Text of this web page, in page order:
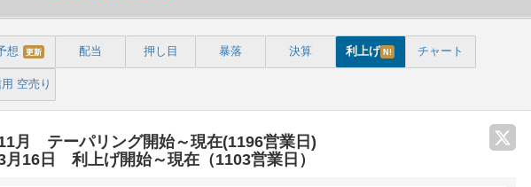
想 更新 配当 押し目 暴落 決算 利上げ N! チャート
空売り
月 テーパリング開始～現在(1196営業日)
月16日 利上げ開始～現在（1103営業日）